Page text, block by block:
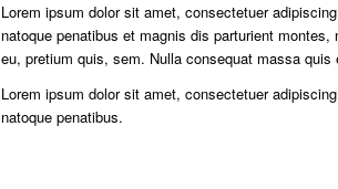
Lorem ipsum dolor sit amet, consectetuer
natoque penatibus et magnis dis parturient
eu, pretium quis, sem. Nulla consequat massa quis
Lorem ipsum dolor sit amet, consectetuer
natoque penatibus.